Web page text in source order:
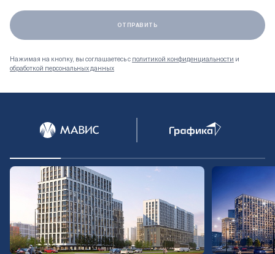
Нажимая на кнопку, вы соглашаетесь с политикой конфиденциальности и
обработкой персональных данных